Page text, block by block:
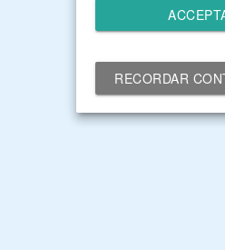
RECORDAR